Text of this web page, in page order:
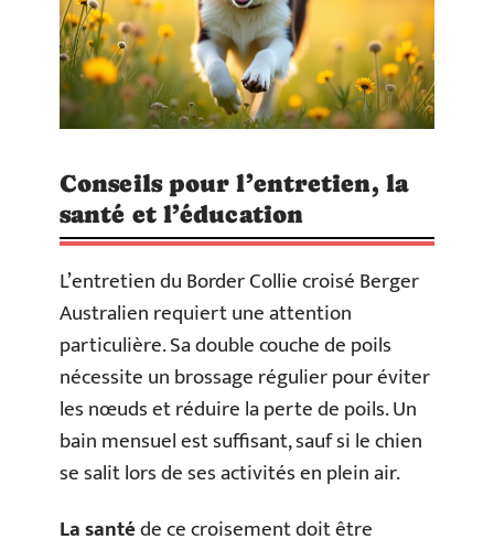
Conseils pour l’entretien, la
santé et l’éducation
L’entretien du Border Collie croisé Berger
Australien requiert une attention
particulière. Sa double couche de poils
nécessite un brossage régulier pour éviter
les nœuds et réduire la perte de poils. Un
bain mensuel est suffisant, sauf si le chien
se salit lors de ses activités en plein air.
La santéde ce croisement doit être